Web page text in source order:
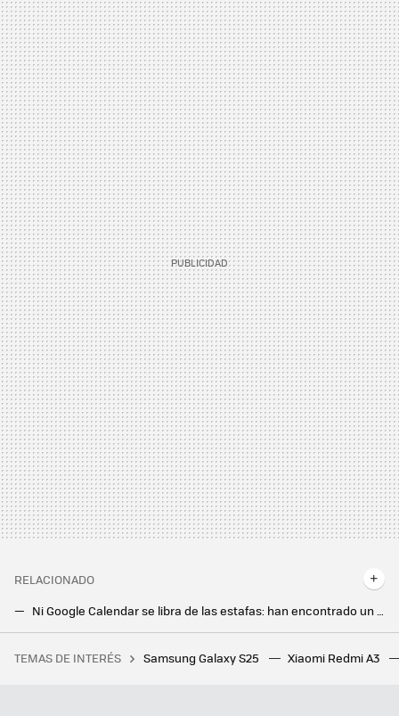
RELACIONADO
Ni Google Calendar se libra de las estafas: han encontrado un modo de robar nuestras cuentas con el calendario
Google está eliminando un montón de aplicaciones de la Play Store. Estas son las razones
Francia necesita recortar 40.000 millones de euros. Y ha decidido empezar por algo sagrado en Europa: los festivos
TEMAS DE INTERÉS Samsung Galaxy S25 Xiaomi Redmi A3